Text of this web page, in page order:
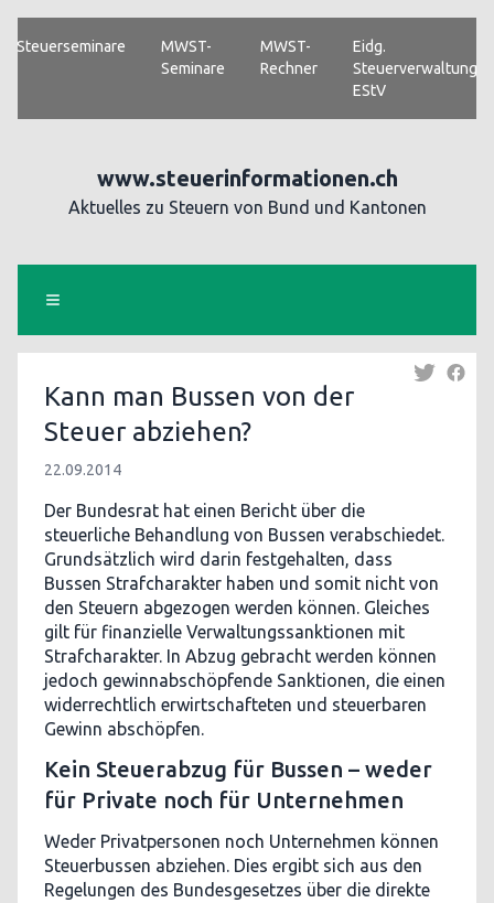
Steuerseminare
MWST-
Seminare
MWST-
Rechner
Eidg.
Steuerverwaltung
EStV
www.steuerinformationen.ch
Aktuelles zu Steuern von Bund und Kantonen
Kann man Bussen von der
Steuer abziehen?
22.09.2014
Der Bundesrat hat einen Bericht über die
steuerliche Behandlung von Bussen verabschiedet.
Grundsätzlich wird darin festgehalten, dass
Bussen Strafcharakter haben und somit nicht von
den Steuern abgezogen werden können. Gleiches
gilt für finanzielle Verwaltungssanktionen mit
Strafcharakter. In Abzug gebracht werden können
jedoch gewinnabschöpfende Sanktionen, die einen
widerrechtlich erwirtschafteten und steuerbaren
Gewinn abschöpfen.
Kein Steuerabzug für Bussen – weder
für Private noch für Unternehmen
Weder Privatpersonen noch Unternehmen können
Steuerbussen abziehen. Dies ergibt sich aus den
Regelungen des Bundesgesetzes über die direkte